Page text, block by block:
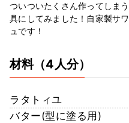
ついついたくさん作ってしま
具にしてみました！自家製サ
ュです！
材料（4人分）
ラタトィユ
バター(型に塗る用)